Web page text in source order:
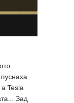
Tesla
Зад